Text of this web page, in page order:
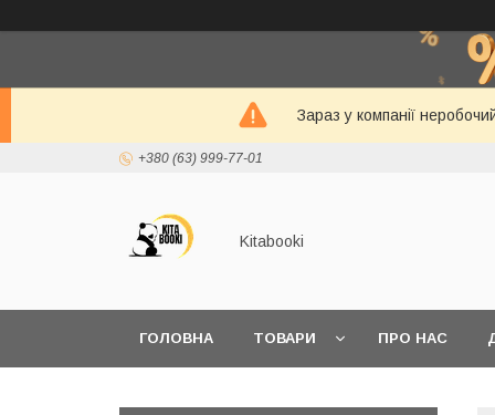
Зараз у компанії
+380 (63) 999-77-01
Kitabooki
ГОЛОВНА ТОВАРИ ПРО НАС